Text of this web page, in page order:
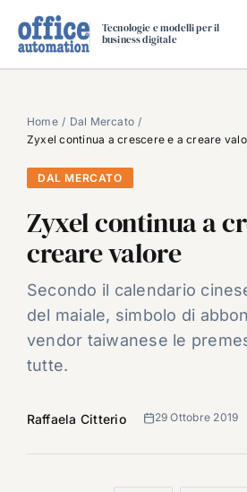
Tecnologie e modelli per il
business digitale
SPECIAL PAPER
TAVOLE ROTONDE DI REDAZIONE
DAL MERCATO
CARRIERE
VIDEO
EVENTI
CHI SIAMO
Home
Dal Mercato
Zyxel continua a crescere e a creare
DAL MERCATO
Zyxel continua a
creare valore
Secondo il calendario
del maiale, simbolo di
vendor taiwanese le
tutte.
Raffaela Citterio 29 Ottobre 2019